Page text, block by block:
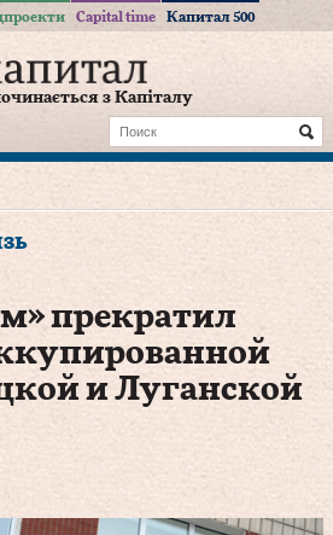
Capital time Капитал 500
з Капіталу
прекратил
и Луганской